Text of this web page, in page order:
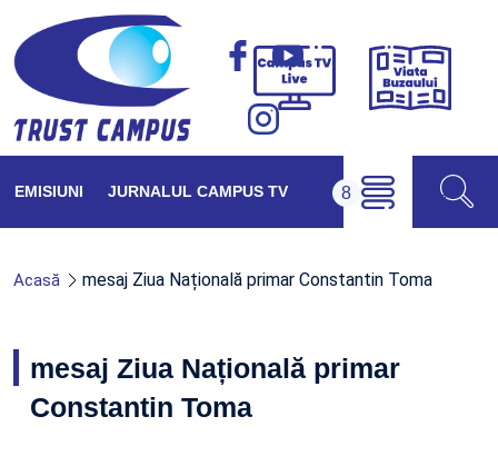
Campus
Viața
EMISIUNI JURNALUL CAMPUS TV
Acasă mesaj Ziua Națională primar Constantin Toma
mesaj Ziua Națională primar
Constantin Toma